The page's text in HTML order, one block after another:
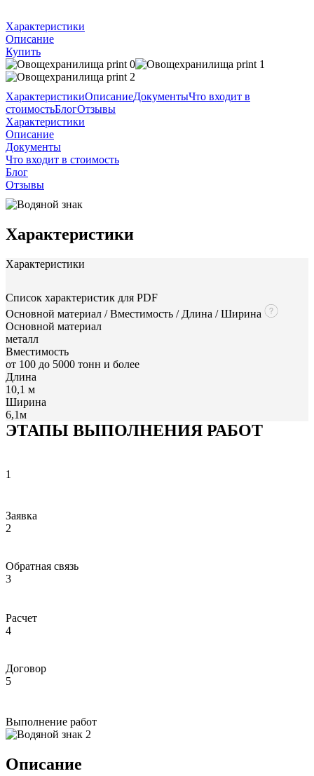
Характеристики
Описание
Купить
ХарактеристикиОписаниеДокументыЧто входит в
стоимостьБлогОтзывы
Характеристики
Описание
Документы
Что входит в стоимость
Блог
Отзывы
Характеристики
Характеристики
Список характеристик для PDF
Основной материал / Вместимость / Длина / Ширина
Основной материал
металл
Вместимость
от 100 до 5000 тонн и более
Длина
10,1 м
Ширина
6,1м
ЭТАПЫ ВЫПОЛНЕНИЯ РАБОТ
1
Заявка
2
Обратная связь
3
Расчет
4
Договор
5
Выполнение работ
Описание